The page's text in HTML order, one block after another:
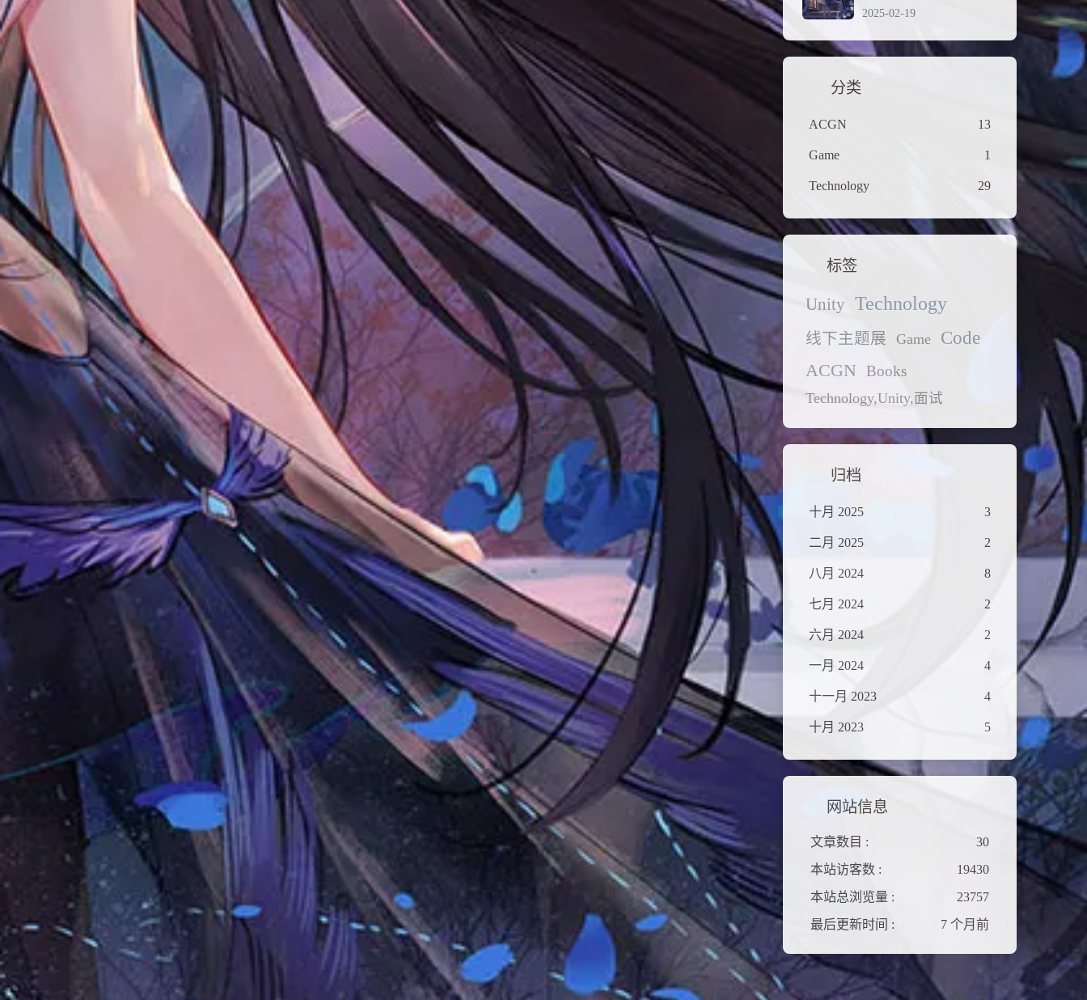
2025-02-19
分类
ACGN 13
Game 1
Technology 29
标签
Unity Technology
线下主题展 Game
Code
ACGN
Books
Technology,Unity,面试
归档
十月 2025 3
二月 2025 2
八月 2024 8
七月 2024 2
六月 2024 2
一月 2024 4
十一月 2023 4
十月 2023 5
网站信息
文章数目 :
30
本站访客数 :
19430
本站总浏览量 :
23757
最后更新时间 :
7 个月前